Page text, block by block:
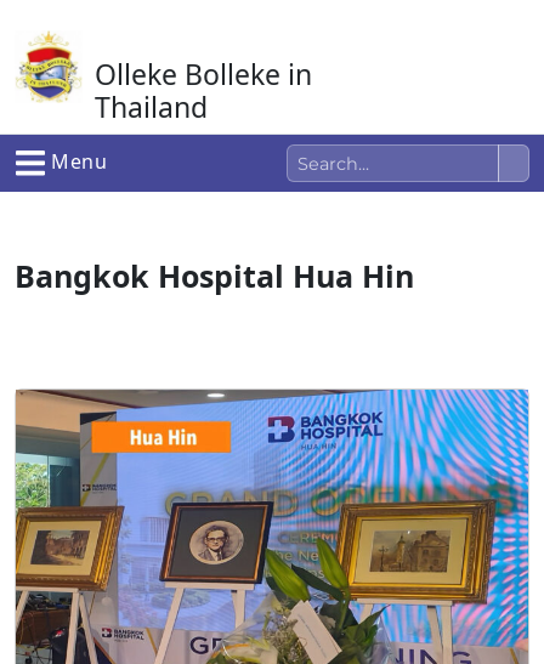
naar
de
inhoud
Olleke Bolleke in
Thailand
In Thailand
Menu
Bangkok Hospital Hua Hin